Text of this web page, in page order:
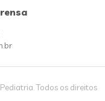
Todos os direitos